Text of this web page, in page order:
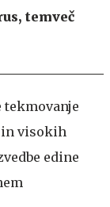
temveč
tekmovanje
in visokih
edine